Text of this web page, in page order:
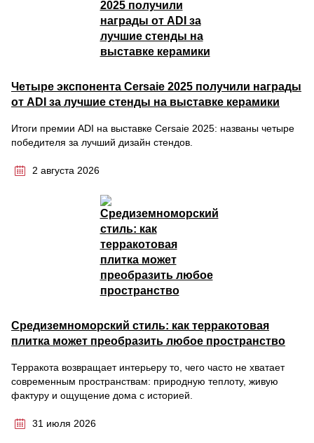
Четыре экспонента Cersaie 2025 получили награды
от ADI за лучшие стенды на выставке керамики
Итоги премии ADI на выставке Cersaie 2025: названы четыре
победителя за лучший дизайн стендов.
2 августа 2026
Средиземноморский стиль: как терракотовая
плитка может преобразить любое пространство
Терракота возвращает интерьеру то, чего часто не хватает
современным пространствам: природную теплоту, живую
фактуру и ощущение дома с историей.
31 июля 2026